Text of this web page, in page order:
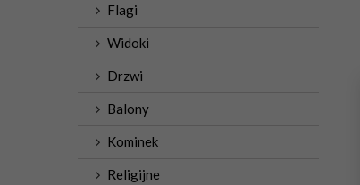
Flagi
Widoki
Drzwi
Balony
Kominek
Religijne